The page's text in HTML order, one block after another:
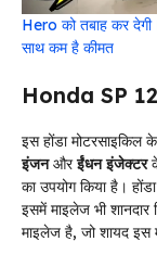
Hero को तबाह कर
साथ कम है कीमत
Honda SP
इस होंडा
इंजनऔरईंधन इंजेक्टर
का उपयोग किया है।
इसमें माइलेज भी
माइलेज है, जो शायद इस